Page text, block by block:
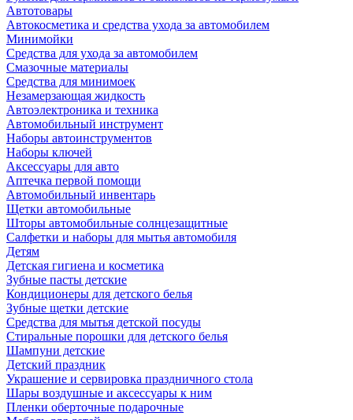
Автотовары
Автокосметика и средства ухода за автомобилем
Минимойки
Средства для ухода за автомобилем
Смазочные материалы
Средства для минимоек
Незамерзающая жидкость
Автоэлектроника и техника
Автомобильный инструмент
Наборы автоинструментов
Наборы ключей
Аксессуары для авто
Аптечка первой помощи
Автомобильный инвентарь
Щетки автомобильные
Шторы автомобильные солнцезащитные
Салфетки и наборы для мытья автомобиля
Детям
Детская гигиена и косметика
Зубные пасты детские
Кондиционеры для детского белья
Зубные щетки детские
Средства для мытья детской посуды
Стиральные порошки для детского белья
Шампуни детские
Детский праздник
Украшение и сервировка праздничного стола
Шары воздушные и аксессуары к ним
Пленки оберточные подарочные